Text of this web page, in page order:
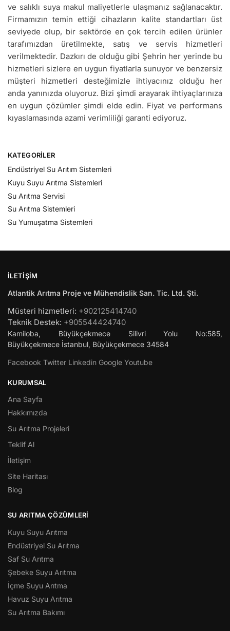
ve salıklı suya makul maliyetlerle ulaşmanız sağlanacaktır.
Firmamızın temin ettiği cihazların kalite standartları üst
seviyede olup, bir sektörde en çok tercih edilen ürünler
tarafımızdan üretilmekte, satış ve servis hizmetleri
verilmektedir. Dazkırı de olduğu gibi Şehrin her yerinde bu
hizmetleri sizlere en uygun fiyatlarla sunuyor ve benzersiz
müşteri hizmetleri desteğimizle ihtiyacınız olduğu her
anda yanınızda oluyoruz. Bizi şimdi arayarak ihtiyaçlarınıza
en uygun çözümler şimdi elde edin. Fiyat ve performans
kıyaslamasında azami verimliliği garanti ediyoruz.
KATEGORILER
Endüstriyel Su Arıtım Sistemleri
Kuyu Suyu Arıtma Sistemleri
Su Arıtma Servisi
Su Arıtma Sistemleri
Su Yumuşatma Sistemleri
İLETIŞIM
Atlantik Arıtma Proje ve Mühendislik San. Tic. Ltd. Şti.
Müsteri hizmetleri: +902125414740
Teknik Destek: +905544424740
Kamiloba, Büyükçekmece Silivri Yolu No:585,
Büyükçekmece İstanbul, Büyükçekmece 34584
Facebook Twitter Linkedin Google Youtube
KURUMSAL
Ana Sayfa
Hakkımızda
Su Arıtma Projeleri
Teklif Al
İletişim
Site Haritası
Blog
SU ARITMA ÇÖZÜMLERI
Kuyu Suyu Arıtma
Endüstriyel Su Arıtma
Saf Su Arıtma
Şebeke Suyu Arıtma
İçme Suyu Arıtma
Havuz Suyu Arıtma
Su Arıtma Bakımı